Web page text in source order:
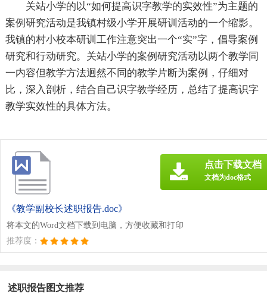
关站小学的以“如何提高识字教学的实效性”为主题的
案例研究活动是我镇村级小学开展研训活动的一个缩影。
我镇的村小校本研训工作注意突出一个“实”字，倡导案例
研究和行动研究。关站小学的案例研究活动以两个教学同
一内容但教学方法迥然不同的教学片断为案例，仔细对
比，深入剖析，结合自己识字教学经历，总结了提高识字
教学实效性的具体方法。
《教学副校长述职报告.doc》
将本文的Word文档下载到电脑，方便收藏和打印
推荐度：
点击下载文档
文档为doc格式
述职报告图文推荐